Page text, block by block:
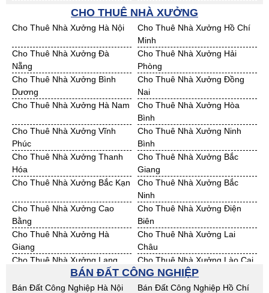
Bán Đất KCN Nghệ An
Bán Đất KCN Ninh Thuận
Bán Đất KCN Phú Yên
Bán Đất KCN Quảng Bình
Bán Đất KCN Quảng Nam
Bán Đất KCN Quảng Ngãi
Bán Đất KCN Bà Rịa - VT
Bán Đất KCN Cần Thơ
Bán Đất KCN An Giang
Bán Đất KCN Bạc Liêu
Bán Đất KCN Bến Tre
Bán Đất KCN Bình Phước
Bán Đất KCN Cà Mau
Bán Đất KCN Đồng Tháp
Bán Đất KCN Hậu Giang
Bán Đất KCN Kiên Giang
Bán Đất KCN Long An
Bán Đất KCN Sóc Trăng
Bán Đất KCN Tây Ninh
Bán Đất KCN Tiền Giang
Bán Đất KCN Trà Vinh
Bán Đất KCN Vĩnh Long
Bán Đất KCN Hải Dương
Bán Đất KCN Hưng Yên
Bán Đất KCN Quảng Ninh
CHO THUÊ NHÀ XƯỞNG
Cho Thuê Nhà Xưởng Hà Nội
Cho Thuê Nhà Xưởng Hồ Chí
Minh
Cho Thuê Nhà Xưởng Đà
Nẵng
Cho Thuê Nhà Xưởng Hải
Phòng
Cho Thuê Nhà Xưởng Bình
Dương
Cho Thuê Nhà Xưởng Đồng
Nai
Cho Thuê Nhà Xưởng Hà Nam
Cho Thuê Nhà Xưởng Hòa
Bình
Cho Thuê Nhà Xưởng Vĩnh
Phúc
Cho Thuê Nhà Xưởng Ninh
Bình
Cho Thuê Nhà Xưởng Thanh
Hóa
Cho Thuê Nhà Xưởng Bắc
Giang
Cho Thuê Nhà Xưởng Bắc Kạn
Cho Thuê Nhà Xưởng Bắc
Ninh
Cho Thuê Nhà Xưởng Cao
Bằng
Cho Thuê Nhà Xưởng Điện
Biên
Cho Thuê Nhà Xưởng Hà
Giang
Cho Thuê Nhà Xưởng Lai
Châu
Cho Thuê Nhà Xưởng Lạng
Cho Thuê Nhà Xưởng Lào Cai
Cho Thuê Nhà Xưởng Nam
Cho Thuê Nhà Xưởng Phú Thọ
BÁN ĐẤT CÔNG NGHIỆP
Bán Đất Công Nghiệp Hà Nội
Bán Đất Công Nghiệp Hồ Chí